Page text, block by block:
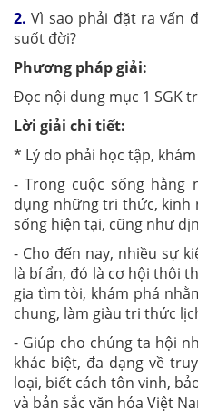
2. Vì sao phải đặt ra vấn
suốt đời?
Phương pháp giải:
Đọc nội dung mục 1 SGK
Lời giải chi tiết:
* Lý do phải học tập,
- Trong cuộc sống hằng
dụng những tri thức, kinh
sống hiện tại, cũng như
- Cho đến nay, nhiều sự
là bí ẩn, đó là cơ hội thôi
gia tìm tòi, khám phá
chung, làm giàu tri thức
- Giúp cho chúng ta hội
khác biệt, đa dạng về
loại, biết cách tôn vinh,
và bản sắc văn hóa Việt